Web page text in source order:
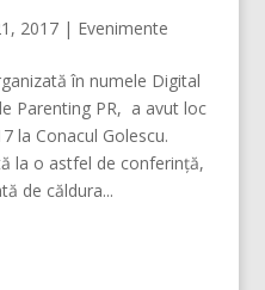
2017| Evenimente
în numele Digital
Parenting PR, a avut loc
la Conacul Golescu.
la o astfel de conferință,
de căldura...